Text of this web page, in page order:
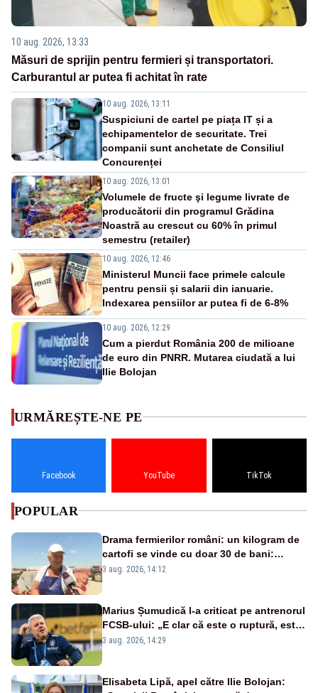
10 aug. 2026, 13:33
Măsuri de sprijin pentru fermieri și transportatori.
Carburantul ar putea fi achitat în rate
10 aug. 2026, 13:11
Suspiciuni de cartel pe piața IT și a
echipamentelor de securitate. Trei
companii sunt anchetate de Consiliul
Concurenței
10 aug. 2026, 13:01
Volumele de fructe şi legume livrate de
producătorii din programul Grădina
Noastră au crescut cu 60% în primul
semestru (retailer)
10 aug. 2026, 12:46
Ministerul Muncii face primele calcule
pentru pensii și salarii din ianuarie.
Indexarea pensiilor ar putea fi de 6-8%
10 aug. 2026, 12:29
Cum a pierdut România 200 de milioane
de euro din PNRR. Mutarea ciudată a lui
Ilie Bolojan
URMĂREȘTE-NE PE
Facebook YouTube TikTok
POPULAR
Drama fermierilor români: un kilogram de
cartofi se vinde cu doar 30 de bani:
„Prețul carburanților ne distruge!”
3 aug. 2026, 14:12
Marius Șumudică l-a criticat pe antrenorul
FCSB-ului: „E clar că este o ruptură, este
o fractură acolo”
3 aug. 2026, 14:29
Elisabeta Lipă, apel către Ilie Bolojan: